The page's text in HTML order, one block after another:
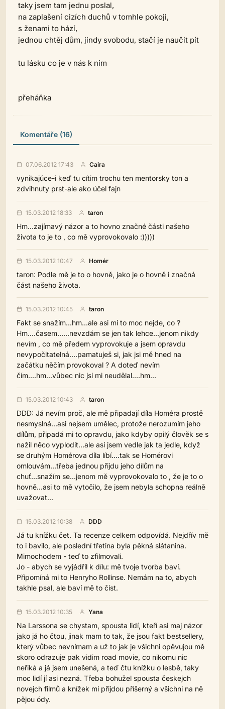
taky jsem tam jednu poslal,
na zaplašení cizích duchů v tomhle pokoji,
s ženami to hází,
jednou chtěj dům, jindy svobodu, stačí je naučit pít
tu lásku co je v nás k nim
přeháňka
Komentáře (16)
07.06.2012 17:43 Caira
vynikajúce-i keď tu cítim trochu ten mentorsky ton a
zdvihnuty prst-ale ako účel fajn
15.03.2012 18:33 taron
Hm...zajímavý názor a to hovno značné části našeho
života to je to , co mě vyprovokovalo :)))))
15.03.2012 10:47 Homér
taron: Podle mě je to o hovně, jako je o hovně i značná
část našeho života.
15.03.2012 10:45 taron
Fakt se snažím...hm...ale asi mi to moc nejde, co ?
Hm....časem......nevzdám se jen tak lehce...jenom nikdy
nevím , co mě předem vyprovokuje a jsem opravdu
nevypočitatelná....pamatuješ si, jak jsi mě hned na
začátku něčím provokoval ? A doteď nevím
čím....hm...vůbec nic jsi mi neudělal....hm...
15.03.2012 10:43 taron
DDD: Já nevím proč, ale mě připadají díla Homéra prostě
nesmyslná...asi nejsem umělec, protože nerozumím jeho
dílům, připadá mi to opravdu, jako kdyby opilý člověk se s
nažil něco vyplodit...ale asi jsem vedle jak ta jedle, když
se druhým Homérova díla líbí....tak se Homérovi
omlouvám...třeba jednou přijdu jeho dílům na
chuť...snažím se...jenom mě vyprovokovalo to , že je to o
hovně...asi to mě vytočilo, že jsem nebyla schopna reálně
uvažovat...
15.03.2012 10:38 DDD
Já tu knížku čet. Ta recenze celkem odpovídá. Nejdřív mě
to i bavilo, ale poslední třetina byla pěkná slátanina.
Mimochodem - teď to zfilmovali.
Jo - abych se vyjádřil k dílu: mě tvoje tvorba baví.
Připomíná mi to Henryho Rollinse. Nemám na to, abych
takhle psal, ale baví mě to číst.
15.03.2012 10:35 Yana
Na Larssona se chystam, spousta lidí, kteří asi maj názor
jako já ho čtou, jinak mam to tak, že jsou fakt bestsellery,
který vůbec nevnímam a už to jak je všichni opěvujou mě
skoro odrazuje pak vidim road movie, co nikomu nic
neřiká a já jsem unešená, a teď čtu knížku o lesbě, taky
moc lidí jí asi nezná. Třeba bohužel spousta českejch
novejch filmů a knížek mi přijdou příšerný a všichni na ně
pějou ódy.